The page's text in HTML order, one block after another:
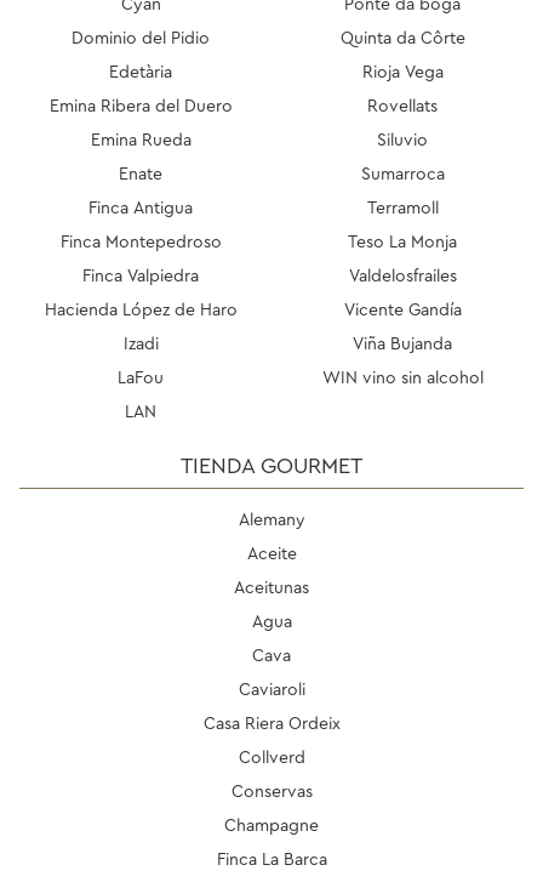
Cyan
Dominio del Pidio
Edetària
Emina Ribera del Duero
Emina Rueda
Enate
Finca Antigua
Finca Montepedroso
Finca Valpiedra
Hacienda López de Haro
Izadi
LaFou
LAN
Ponte da boga
Quinta da Côrte
Rioja Vega
Rovellats
Siluvio
Sumarroca
Terramoll
Teso La Monja
Valdelosfrailes
Vicente Gandía
Viña Bujanda
WIN vino sin alcohol
TIENDA GOURMET
Alemany
Aceite
Aceitunas
Agua
Cava
Caviaroli
Casa Riera Ordeix
Collverd
Conservas
Champagne
Finca La Barca